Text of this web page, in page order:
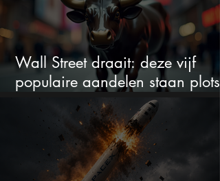
Wall Street draait: deze vijf
populaire aandelen staan plots
onder spanning